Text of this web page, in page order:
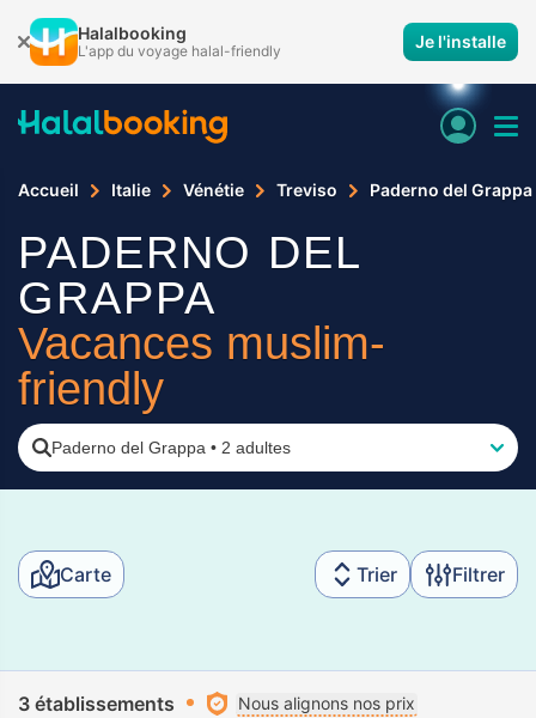
Halalbooking
L'app du voyage halal-friendly Je l'installe
Accueil Italie Vénétie Treviso Paderno del Grappa
PADERNO DEL
GRAPPA
Vacances muslim-
friendly
Paderno del Grappa • 2 adultes
Carte Trier Filtrer
3 établissements Nous alignons nos prix